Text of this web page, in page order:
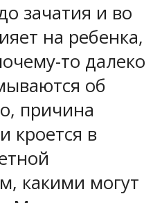
зачатия и во
на ребенка,
то далеко
об
причина
кроется в
какими могут